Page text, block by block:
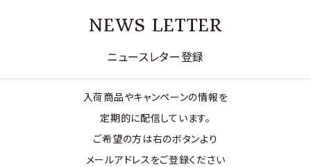
NEWS LETTER
ニュースレター登録
入荷商品やキャンペーンの情報を
定期的に配信しています。
ご希望の方は右のボタンより
メールアドレスをご登録ください